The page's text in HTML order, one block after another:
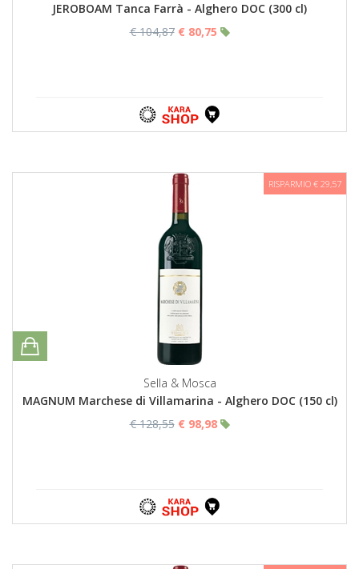
JEROBOAM Tanca Farrà - Alghero DOC (300 cl)
€ 104,87 € 80,75
RISPARMIO € 29,57
Sella & Mosca
MAGNUM Marchese di Villamarina - Alghero DOC (150 cl)
€ 128,55 € 98,98